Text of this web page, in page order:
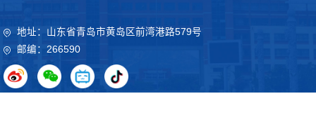
地址：山东省青岛市黄岛区前湾港路579号
邮编：266590